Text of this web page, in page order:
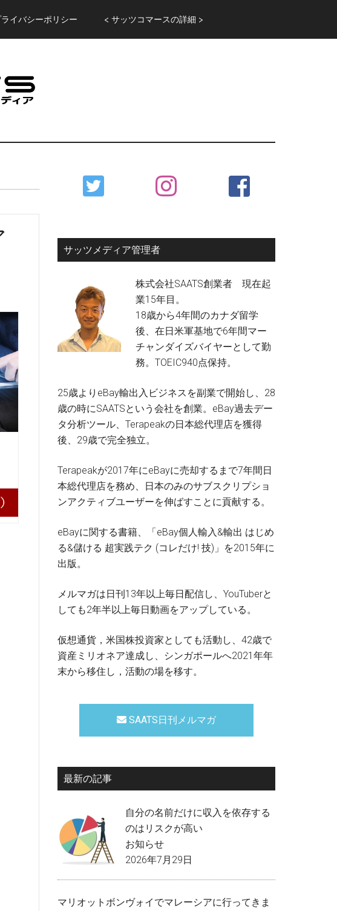
ライバシーポリシー < サッツコマースの詳細 >
Primary
Sidebar
サッツメディア管理者
株式会社SAATS創業者 現在起
業15年目。
18歳から4年間のカナダ留学
後、在日米軍基地で6年間マー
チャンダイズバイヤーとして勤
務。TOEIC940点保持。
25歳よりeBay輸出入ビジネスを副業で開始し、28
歳の時にSAATSという会社を創業。eBay過去デー
タ分析ツール、Terapeakの日本総代理店を獲得
後、29歳で完全独立。
Terapeakが2017年にeBayに売却するまで7年間日
本総代理店を務め、日本のみのサブスクリプショ
ンアクティブユーザーを伸ばすことに貢献する。
eBayに関する書籍、「eBay個人輸入&輸出 はじめ
る&儲ける 超実践テク (コレだけ! 技)」を2015年に
出版。
メルマガは日刊13年以上毎日配信し、YouTuberと
しても2年半以上毎日動画をアップしている。
仮想通貨，米国株投資家としても活動し、42歳で
資産ミリオネア達成し、シンガポールへ2021年年
末から移住し，活動の場を移す。
SAATS日刊メルマガ
最新の記事
自分の名前だけに収入を依存する
のはリスクが高い
お知らせ
2026年7月29日
マリオットボンヴォイでマレーシアに行ってきま